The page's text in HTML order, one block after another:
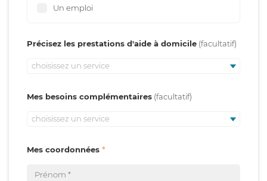
Un emploi
Précisez les prestations d'aide à domicile
choisissez un service
Mes besoins complémentaires
choisissez un service
Mes coordonnées